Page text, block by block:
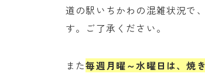
道の駅いちかわの混雑状況で
す。ご了承ください。
また毎週月曜～水曜日は、焼